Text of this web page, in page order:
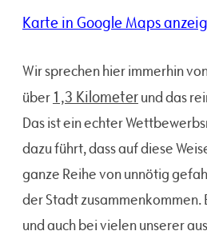
Karte in Google Maps
Wir sprechen hier immerhin
über1,3 Kilometerund das
Das ist ein echter
dazu führt, dass auf diese
ganze Reihe von unnötig
der Stadt zusammenkommen.
und auch bei vielen unserer